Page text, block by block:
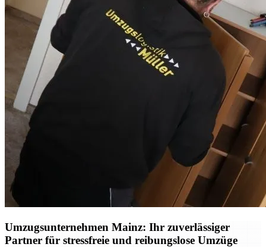
Umzugsunternehmen Mainz: Ihr zuverlässiger
Partner für stressfreie und reibungslose Umzüge